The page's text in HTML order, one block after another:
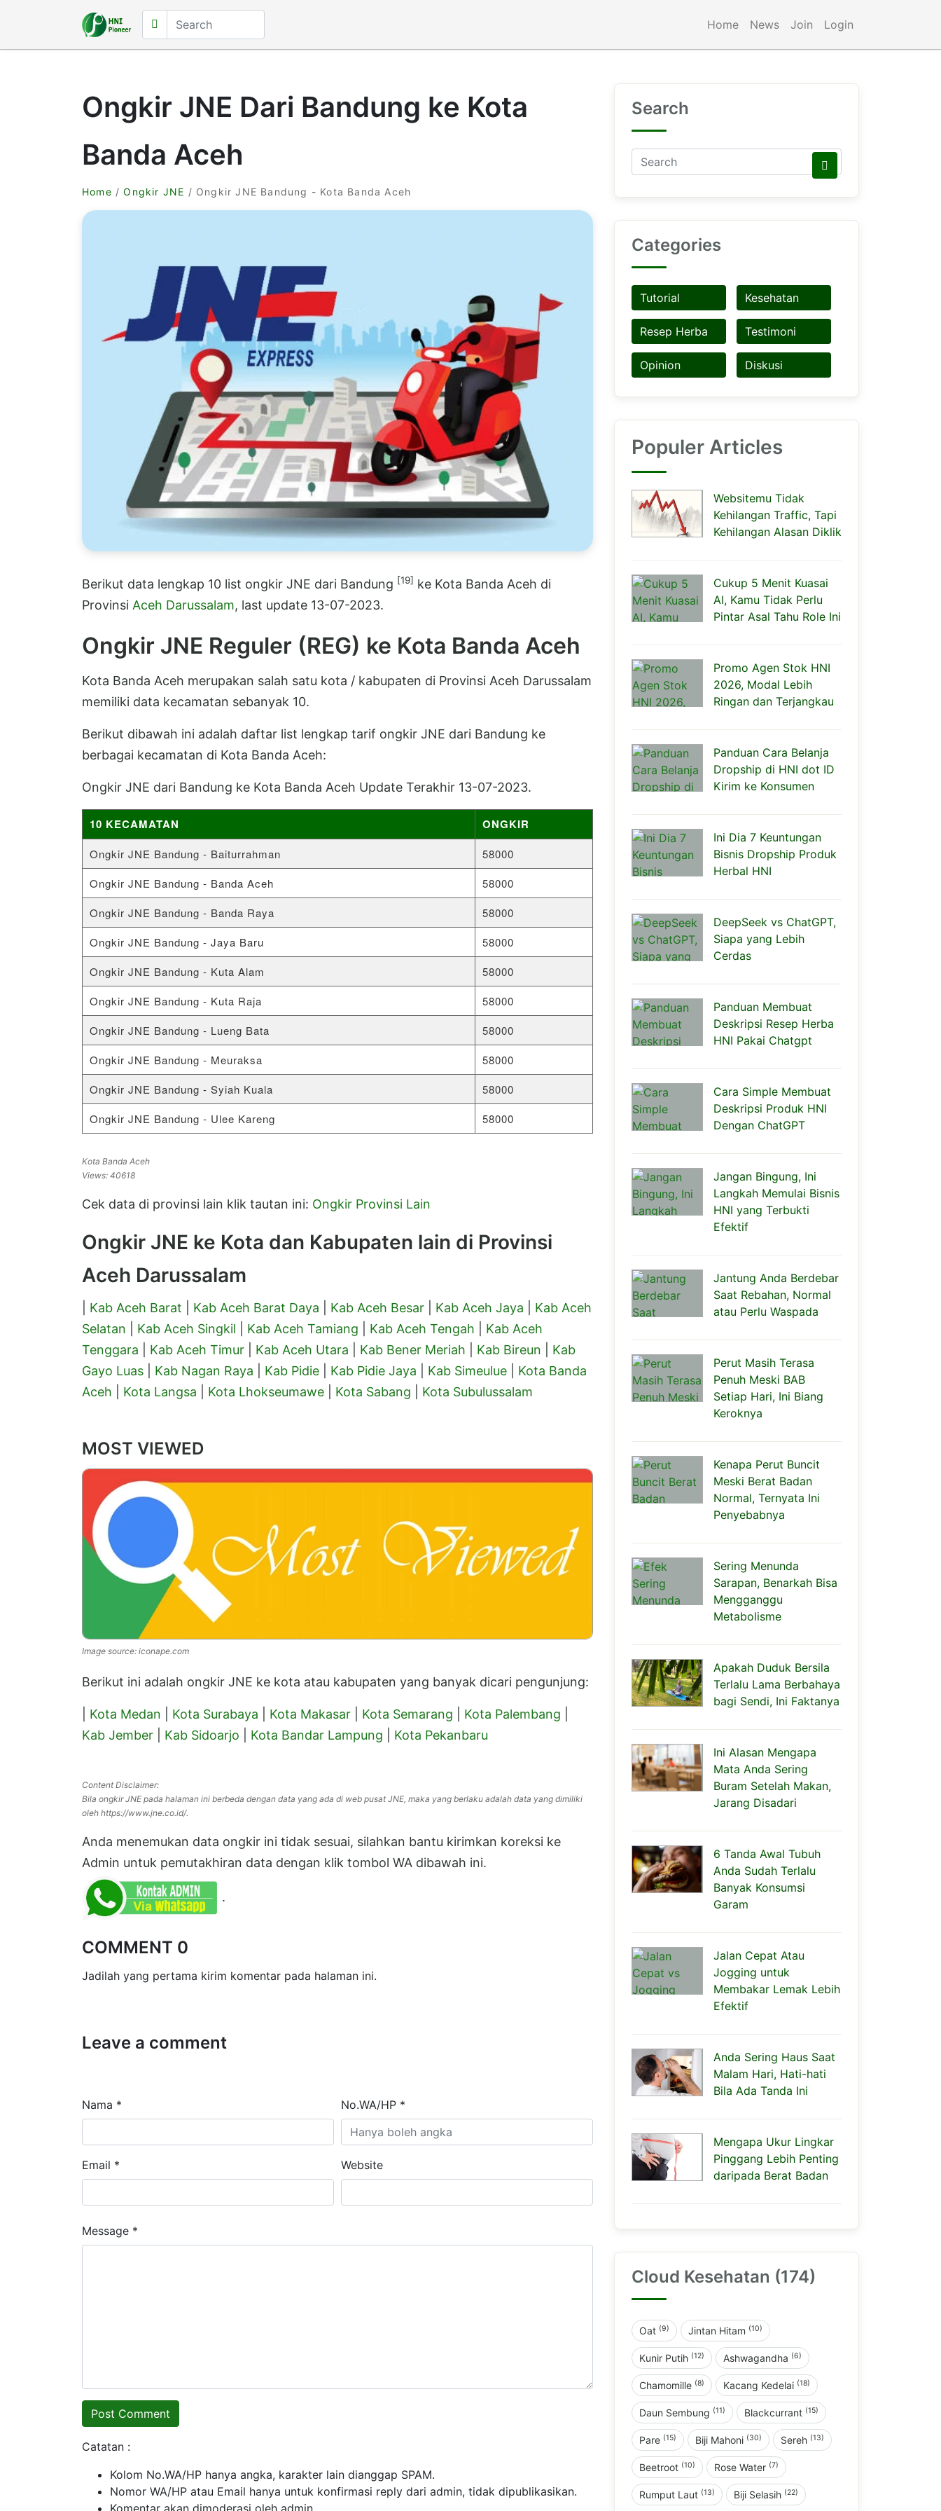
Home News Join Login
Ongkir JNE Dari Bandung ke Kota
Banda Aceh
Home /Ongkir JNE / Ongkir JNE Bandung - Kota Banda Aceh
Berikut data lengkap 10 list ongkir JNE dari Bandung [19] ke Kota Banda Aceh di
Provinsi Aceh Darussalam, last update 13-07-2023.
Ongkir JNE Reguler (REG) ke Kota Banda Aceh
Kota Banda Aceh merupakan salah satu kota / kabupaten di Provinsi Aceh Darussalam
memiliki data kecamatan sebanyak 10.
Berikut dibawah ini adalah daftar list lengkap tarif ongkir JNE dari Bandung ke
berbagai kecamatan di Kota Banda Aceh:
Ongkir JNE dari Bandung ke Kota Banda Aceh Update Terakhir 13-07-2023.
10 KECAMATAN ONGKIR
Ongkir JNE Bandung - Baiturrahman
58000
Ongkir JNE Bandung - Banda Aceh
58000
Ongkir JNE Bandung - Banda Raya
58000
Ongkir JNE Bandung - Jaya Baru
58000
Ongkir JNE Bandung - Kuta Alam
58000
Ongkir JNE Bandung - Kuta Raja
58000
Ongkir JNE Bandung - Lueng Bata
58000
Ongkir JNE Bandung - Meuraksa
58000
Ongkir JNE Bandung - Syiah Kuala
58000
Ongkir JNE Bandung - Ulee Kareng
58000
Kota Banda Aceh
Views: 40618
Cek data di provinsi lain klik tautan ini: Ongkir Provinsi Lain
Ongkir JNE ke Kota dan Kabupaten lain di Provinsi
Aceh Darussalam
Kab Aceh Barat Kab Aceh Barat Daya Kab Aceh Besar Kab Aceh Jaya
Kab Aceh
Selatan
Kab Aceh Singkil Kab Aceh Tamiang Kab Aceh Tengah
Kab Aceh
Tenggara
Kab Aceh Timur Kab Aceh Utara Kab Bener Meriah Kab Bireun
Kab
Gayo Luas
Kab Nagan Raya Kab Pidie Kab Pidie Jaya Kab Simeulue
Kota Banda
Aceh
Kota Langsa Kota Lhokseumawe Kota Sabang Kota Subulussalam
MOST VIEWED
Image source: iconape.com
Berikut ini adalah ongkir JNE ke kota atau kabupaten yang banyak dicari pengunjung:
Kota Medan Kota Surabaya Kota Makasar Kota Semarang Kota Palembang
Kab Jember
Kab Sidoarjo Kota Bandar Lampung Kota Pekanbaru
Content Disclaimer:
Bila ongkir JNE pada halaman ini berbeda dengan data yang ada di web pusat JNE, maka yang berlaku adalah data yang dimiliki
oleh https://www.jne.co.id/.
Anda menemukan data ongkir ini tidak sesuai, silahkan bantu kirimkan koreksi ke
Admin untuk pemutakhiran data dengan klik tombol WA dibawah ini.
.
COMMENT 0
Jadilah yang pertama kirim komentar pada halaman ini.
Leave a comment
Nama * No.WA/HP *
Email * Website
Message *
Catatan :
Kolom No.WA/HP hanya angka, karakter lain dianggap SPAM.
Nomor WA/HP atau Email hanya untuk konfirmasi reply dari admin, tidak dipublikasikan.
Search
Categories
Tutorial Kesehatan
Resep Herba Testimoni
Opinion Diskusi
Populer Articles
Websitemu Tidak
Kehilangan Traffic, Tapi
Kehilangan Alasan Diklik
Cukup 5 Menit Kuasai
AI, Kamu Tidak Perlu
Pintar Asal Tahu Role Ini
Promo Agen Stok HNI
2026, Modal Lebih
Ringan dan Terjangkau
Panduan Cara Belanja
Dropship di HNI dot ID
Kirim ke Konsumen
Ini Dia 7 Keuntungan
Bisnis Dropship Produk
Herbal HNI
DeepSeek vs ChatGPT,
Siapa yang Lebih
Cerdas
Panduan Membuat
Deskripsi Resep Herba
HNI Pakai Chatgpt
Cara Simple Membuat
Deskripsi Produk HNI
Dengan ChatGPT
Jangan Bingung, Ini
Langkah Memulai Bisnis
HNI yang Terbukti
Efektif
Jantung Anda Berdebar
Saat Rebahan, Normal
atau Perlu Waspada
Perut Masih Terasa
Penuh Meski BAB
Setiap Hari, Ini Biang
Keroknya
Kenapa Perut Buncit
Meski Berat Badan
Normal, Ternyata Ini
Penyebabnya
Sering Menunda
Sarapan, Benarkah Bisa
Mengganggu
Metabolisme
Apakah Duduk Bersila
Terlalu Lama Berbahaya
bagi Sendi, Ini Faktanya
Ini Alasan Mengapa
Mata Anda Sering
Buram Setelah Makan,
Jarang Disadari
6 Tanda Awal Tubuh
Anda Sudah Terlalu
Banyak Konsumsi
Garam
Jalan Cepat Atau
Jogging untuk
Membakar Lemak Lebih
Efektif
Anda Sering Haus Saat
Malam Hari, Hati-hati
Bila Ada Tanda Ini
Mengapa Ukur Lingkar
Pinggang Lebih Penting
daripada Berat Badan
Cloud Kesehatan (174)
Oat (9) Jintan Hitam (10)
Kunir Putih (12) Ashwagandha (6)
Chamomille (8) Kacang Kedelai (18)
Daun Sembung (11) Blackcurrant (15)
Pare (15) Biji Mahoni (30) Sereh (13)
Beetroot (10) Rose Water (7)
Rumput Laut (13) Biji Selasih (22)